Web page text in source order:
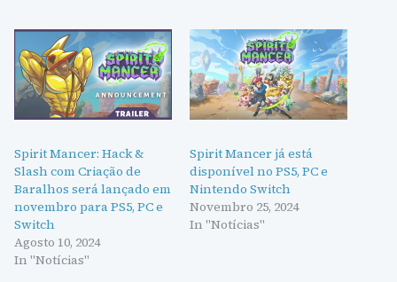
Spirit Mancer: Hack &
Slash com Criação de
Baralhos será lançado em
novembro para PS5, PC e
Switch
Agosto 10, 2024
In "Notícias"
Spirit Mancer já está
disponível no PS5, PC e
Nintendo Switch
Novembro 25, 2024
In "Notícias"